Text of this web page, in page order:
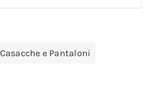
Casacche e Pantaloni